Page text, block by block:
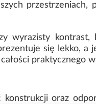
przestrzeniach,
wyrazisty kontrast,
się lekko, a
praktycznego
konstrukcji oraz